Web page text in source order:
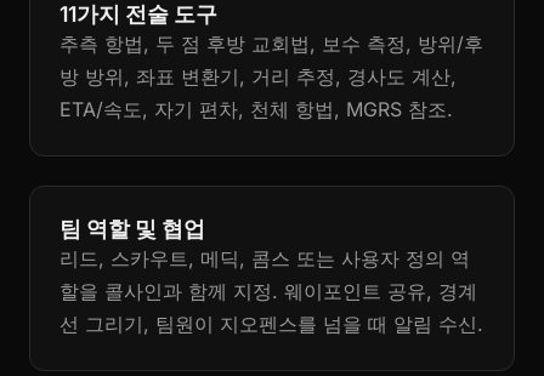
11가지 전술 도구
추측 항법, 두 점 후방 교회법, 보수 측정, 방위/후
방 방위, 좌표 변환기, 거리 추정, 경사도 계산,
ETA/속도, 자기 편차, 천체 항법, MGRS 참조.
팀 역할 및 협업
리드, 스카우트, 메딕, 콤스 또는 사용자 정의 역
할을 콜사인과 함께 지정. 웨이포인트 공유, 경계
선 그리기, 팀원이 지오펜스를 넘을 때 알림 수신.